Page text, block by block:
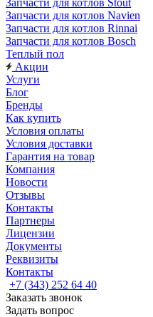
Запчасти для котлов Stout
Запчасти для котлов Navien
Запчасти для котлов Rinnai
Запчасти для котлов Bosch
Теплый пол
Акции
Услуги
Блог
Бренды
Как купить
Условия оплаты
Условия доставки
Гарантия на товар
Компания
Новости
Отзывы
Контакты
Партнеры
Лицензии
Документы
Реквизиты
Контакты
+7 (343) 252 64 40
Заказать звонок
Задать вопрос